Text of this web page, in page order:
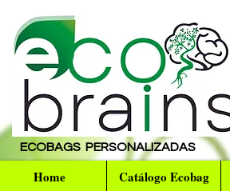
ECOBAGS PERSONALIZADAS
Home Catálogo Ecobag